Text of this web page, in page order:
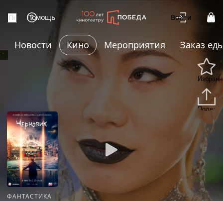
Помощь Войти
Новости Кино Мероприятия Заказ
+9
ФАНТАСТИКА